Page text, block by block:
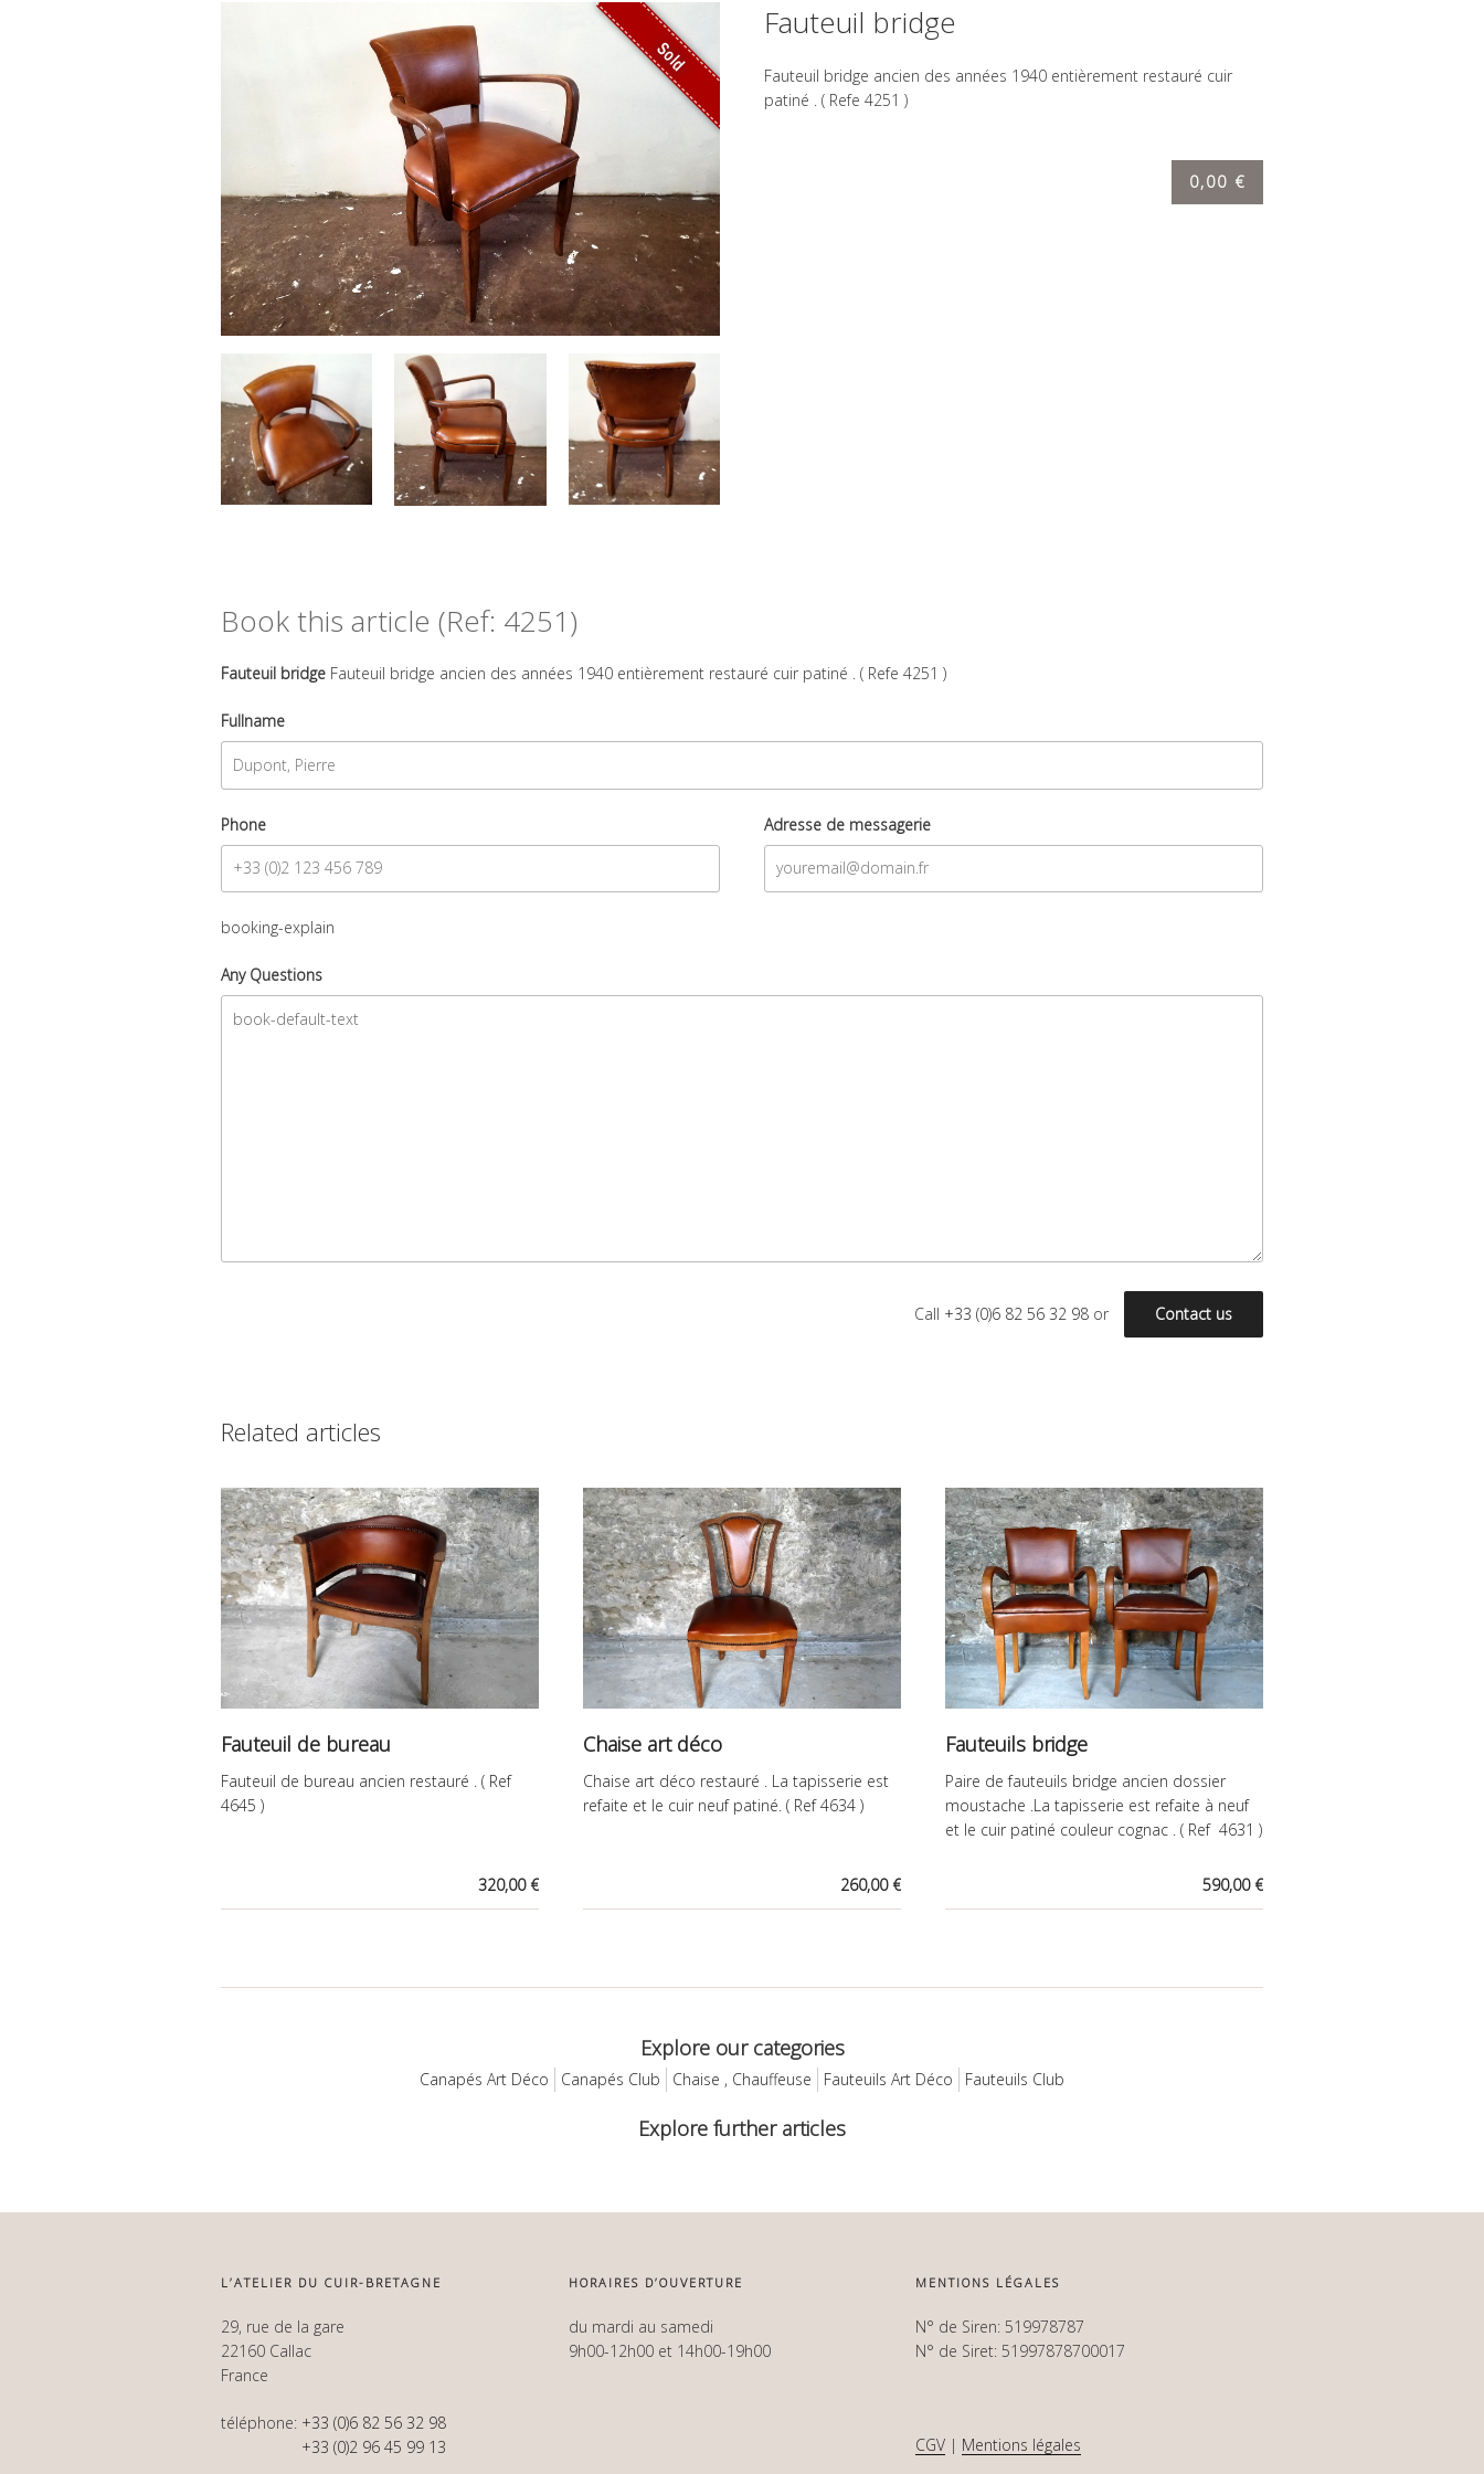
Sold
Fauteuil bridge
Fauteuil bridge ancien des années 1940 entièrement restauré cuir
patiné . ( Refe 4251 )
0,00 €
Book this article (Ref: 4251)
Fauteuil bridge Fauteuil bridge ancien des années 1940 entièrement restauré cuir patiné . ( Refe 4251 )
Fullname
Phone Adresse de messagerie
booking-explain
Any Questions
Call +33 (0)6 82 56 32 98 or Contact us
Related articles
Fauteuil de bureau
Fauteuil de bureau ancien restauré . ( Ref
4645 )
320,00 €
Chaise art déco
Chaise art déco restauré . La tapisserie est
refaite et le cuir neuf patiné. ( Ref 4634 )
260,00 €
Fauteuils bridge
Paire de fauteuils bridge ancien dossier
moustache .La tapisserie est refaite à neuf
et le cuir patiné couleur cognac . ( Ref 4631 )
590,00 €
Explore our categories
Canapés Art Déco Canapés Club Chaise , Chauffeuse Fauteuils Art Déco Fauteuils Club
Explore further articles
L’ATELIER DU CUIR-BRETAGNE
29, rue de la gare
22160 Callac
France
téléphone: +33 (0)6 82 56 32 98
+33 (0)2 96 45 99 13
HORAIRES D’OUVERTURE
du mardi au samedi
9h00-12h00 et 14h00-19h00
MENTIONS LÉGALES
N° de Siren: 519978787
N° de Siret: 51997878700017
CGV | Mentions légales